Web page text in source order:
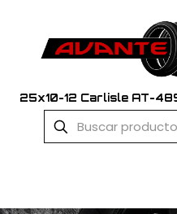
25x10-12 Carlisle AT-